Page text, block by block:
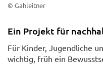
© Gahleitner
Ein Projekt für
Für Kinder, Jugendliche
wichtig, früh ein